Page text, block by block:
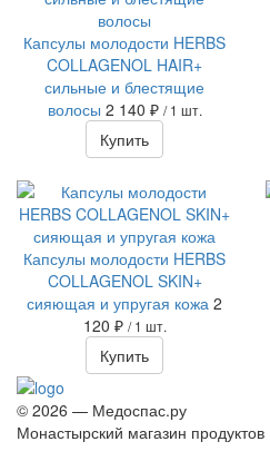
Капсулы молодости HERBS
COLLAGENOL HAIR+
сильные и блестящие
волосы 2 140 ₽ / 1 шт.
Купить
Капсулы молодости HERBS
COLLAGENOL SKIN+
сияющая и упругая кожа 2
120 ₽ / 1 шт.
Купить
© 2026 — Медоспас.ру
Монастырский магазин продуктов